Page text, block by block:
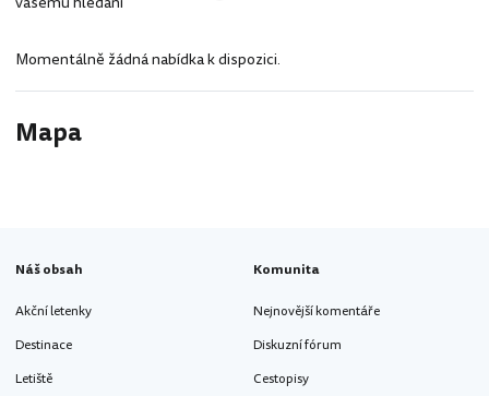
Momentálně žádná nabídka k dispozici.
Mapa
Náš obsah
Akční letenky
Destinace
Letiště
Komunita
Nejnovější komentáře
Diskuzní fórum
Cestopisy